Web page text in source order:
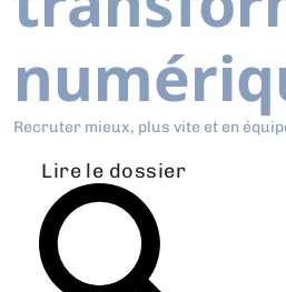
Recruter mieux, plus vite et en
Lire le dossier